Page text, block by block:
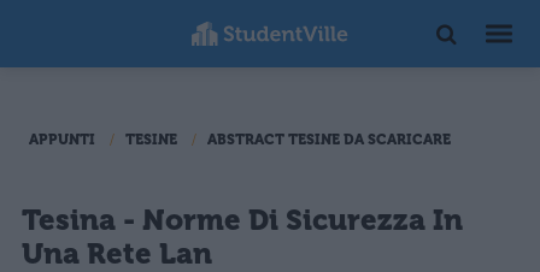
APPUNTI TESINE ABSTRACT TESINE DA SCARICARE
Tesina - Norme Di Sicurezza In
Una Rete Lan